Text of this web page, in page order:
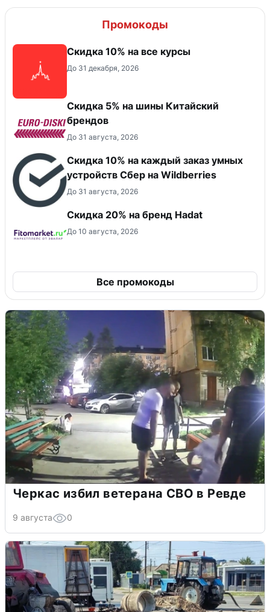
Промокоды
Скидка 10% на все курсы
До 31 декабря, 2026
​Скидка 5% на шины Китайский
брендов
До 31 августа, 2026
Скидка 10% на каждый заказ умных
устройств Сбер на Wildberries
До 31 августа, 2026
Скидка 20% на бренд Hadat
До 10 августа, 2026
Все промокоды
Черкас избил ветерана СВО в Ревде
9 августа 0